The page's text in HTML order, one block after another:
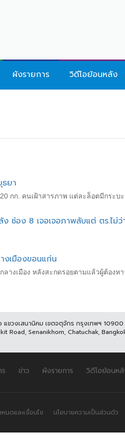
ผังรายการ วิดีโอย้อนหลัง
ยา
กก. คนเฝ้าสารภาพ แต่ละล็อตมีกระบ
ช่อง 8 เจอเจอภาพลับแต่ ตร.ไม่ว่
งเมืองขอนแก่น
างเมือง หลังสะกดรอยตามแล้วผู้ต้อง
แขวงเสนานิคม เขตจตุจักร กรุงเทพฯ 10900
Road, Senanikhom, Chatuchak,
ข่าว ผังรายการ วิดีโอย้อนห
นดและเงื่อนไข นโยบายความเป็นส่วนตัว